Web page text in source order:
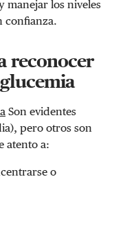
manejar los niveles
confianza.
reconocer
Son evidentes
pero otros son
atento a:
o